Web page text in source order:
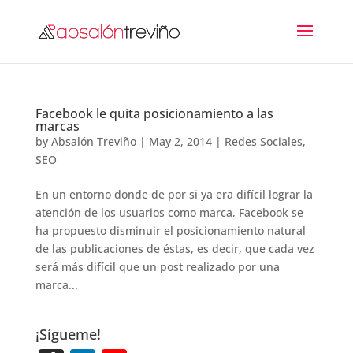
Facebook le quita posicionamiento a las
marcas
by Absalón Treviño| May 2, 2014| Redes Sociales,
SEO
En un entorno donde de por si ya era difícil lograr la
atención de los usuarios como marca, Facebook se
ha propuesto disminuir el posicionamiento natural
de las publicaciones de éstas, es decir, que cada vez
será más difícil que un post realizado por una
marca...
¡Sígueme!